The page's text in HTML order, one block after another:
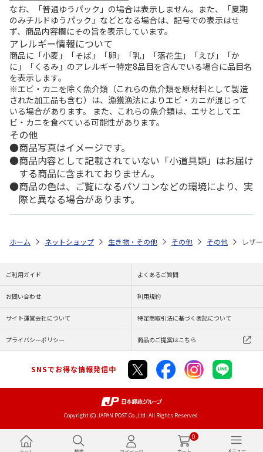
0
なお、「普通ゆうパック」の場合は表示しません。また、「夏期
のみチルドゆうパック」などとなる場合は、記号での表示はせ
ず、商品内容欄にその旨を表示しています。
アレルギー情報について
商品に「小麦」「そば」「卵」「乳」「落花生」「えび」「か
に」「くるみ」のアレルギー特定8品目を含んでいる場合に品目名
を表示します。
※エビ・カニを除く魚介類（これらの魚介類を原材料として製造
された加工品も含む）は、漁獲漁法によりエビ・カニが混じって
いる場合があります。 また、これらの魚介類は、エサとしてエ
ビ・カニを食べている可能性があります。
その他
商品写真はイメージです。
商品内容として記載されていない「小道具類」はお届け
する商品に含まれておりません。
商品の色は、ご覧になるパソコンなどの環境により、実
際と異なる場合があります。
ホーム ネットショップ 生き物・その他 その他 その他 レザ
ご利用ガイド よくあるご質問
お問い合わせ 利用規約
サイト運営会社について 特定商取引法に基づく表記について
プライバシーポリシー 商品のご提案はこちら
SNSでお得な情報発信中
Copyright (C) JAPAN POST Co.,Ltd. All Rights Reserved.